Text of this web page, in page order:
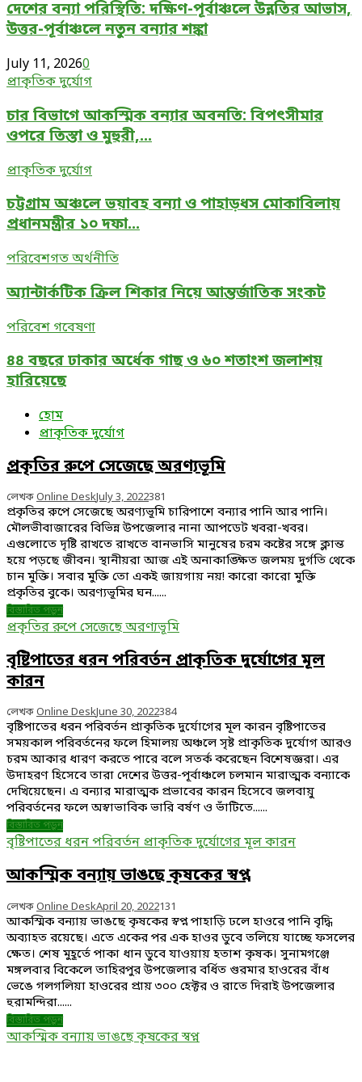
পরিস্থিতি:
দক্ষিণ-
উন্নতির
আভাস,
পূর্বাঞ্চলে
নতুন
শঙ্কা
দেশের বন্যা পরিস্থিতি: দক্ষিণ-পূর্বাঞ্চলে উন্নতির আভাস,
উত্তর-পূর্বাঞ্চলে নতুন বন্যার শঙ্কা
July 11, 20260
চার
আকস্মিক
বন্যার
বিপৎসীমার
তিস্তা
ও
পানিবন্দী
মানুষ
প্রাকৃতিক দুর্যোগ
চার বিভাগে আকস্মিক বন্যার অবনতি: বিপৎসীমার
ওপরে তিস্তা ও মুহুরী,...
চট্টগ্রাম
ভয়াবহ
বন্যা
পাহাড়ধস
প্রধানমন্ত্রীর
দফা
পদক্ষেপ
প্রাকৃতিক দুর্যোগ
চট্টগ্রাম অঞ্চলে ভয়াবহ বন্যা ও পাহাড়ধস মোকাবিলায়
প্রধানমন্ত্রীর ১০ দফা...
অ্যান্টার্কটিক
শিকার
আন্তর্জাতিক
পরিবেশগত অর্থনীতি
অ্যান্টার্কটিক ক্রিল শিকার নিয়ে আন্তর্জাতিক সংকট
৪৪
ঢাকার
অর্ধেক
শতাংশ
জলাশয়
পরিবেশ গবেষণা
৪৪ বছরে ঢাকার অর্ধেক গাছ ও ৬০ শতাংশ জলাশয়
হারিয়েছে
হোম
প্রাকৃতিক দুর্যোগ
প্রকৃতির রুপে সেজেছে অরণ্যভূমি
লেখকOnline DeskJuly 3, 2022381
প্রকৃতির রুপে সেজেছে অরণ্যভূমি চারিপাশে বন্যার পানি আর পানি।
মৌলভীবাজারের বিভিন্ন উপজেলার নানা আপডেট খবরা-খবর।
এগুলোতে দৃষ্টি রাখতে রাখতে বানভাসি মানুষের চরম কষ্টের সঙ্গে ক্লান্ত
হয়ে পড়ছে জীবন। স্থানীয়রা আজ এই অনাকাঙ্ক্ষিত জলময় দুর্গতি থেকে
চান মুক্তি। সবার মুক্তি তো একই জায়গায় নয়! কারো কারো মুক্তি
প্রকৃতির বুকে। অরণ্যভূমির ঘন......
বিস্তারিত পড়ুন
প্রকৃতির রুপে সেজেছে অরণ্যভূমি
বৃষ্টিপাতের ধরন পরিবর্তন প্রাকৃতিক দুর্যোগের মূল
কারন
লেখকOnline DeskJune 30, 2022384
বৃষ্টিপাতের ধরন পরিবর্তন প্রাকৃতিক দুর্যোগের মূল কারন বৃষ্টিপাতের
সময়কাল পরিবর্তনের ফলে হিমালয় অঞ্চলে সৃষ্ট প্রাকৃতিক দুর্যোগ আরও
চরম আকার ধারণ করতে পারে বলে সতর্ক করেছেন বিশেষজ্ঞরা। এর
উদাহরণ হিসেবে তারা দেশের উত্তর-পূর্বাঞ্চলে চলমান মারাত্মক বন্যাকে
দেখিয়েছেন। এ বন্যার মারাত্মক প্রভাবের কারন হিসেবে জলবায়ু
পরিবর্তনের ফলে অস্বাভাবিক ভারি বর্ষণ ও ভাঁটিতে......
বিস্তারিত পড়ুন
বৃষ্টিপাতের ধরন পরিবর্তন প্রাকৃতিক দুর্যোগের মূল কারন
আকস্মিক বন্যায় ভাঙছে কৃষকের স্বপ্ন
লেখকOnline DeskApril 20, 2022131
আকস্মিক বন্যায় ভাঙছে কৃষকের স্বপ্ন পাহাড়ি ঢলে হাওরে পানি বৃদ্ধি
অব্যাহত রয়েছে। এতে একের পর এক হাওর ডুবে তলিয়ে যাচ্ছে ফসলের
ক্ষেত। শেষ মুহূর্তে পাকা ধান ডুবে যাওয়ায় হতাশ কৃষক। সুনামগঞ্জে
মঙ্গলবার বিকেলে তাহিরপুর উপজেলার বর্ধিত গুরমার হাওরের বাঁধ
ভেঙে গলগলিয়া হাওরের প্রায় ৩০০ হেক্টর ও রাতে দিরাই উপজেলার
হুরামন্দিরা......
বিস্তারিত পড়ুন
আকস্মিক বন্যায় ভাঙছে কৃষকের স্বপ্ন